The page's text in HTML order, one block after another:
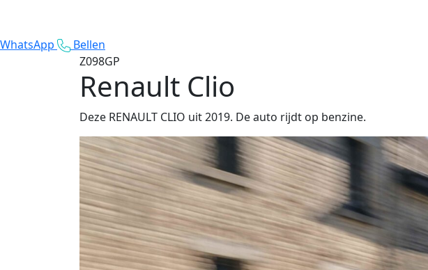
WhatsApp
Bellen
Z098GP
Renault Clio
Deze RENAULT CLIO uit 2019. De auto rijdt op benzine.